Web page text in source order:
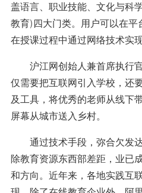
盖语言、职业技能、文化与科
教育)四大门类。用户可以在平
在授课过程中通过网络技术实
沪江网创始人兼首席执行官
仅需要把互联网引入学校，还
及工具，将优秀的老师从线下
屏幕从城市送入乡村。
通过技术手段，弥合欠发达
除教育资源东西部差距，业已
和方向。近年来，各地实践互